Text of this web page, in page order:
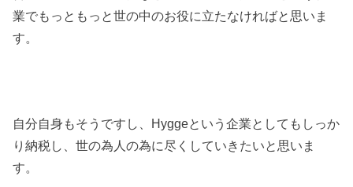
業でもっともっと世の中のお役に立たなければと思いま
す。
自分自身もそうですし、Hyggeという企業としてもしっか
り納税し、世の為人の為に尽くしていきたいと思いま
す。